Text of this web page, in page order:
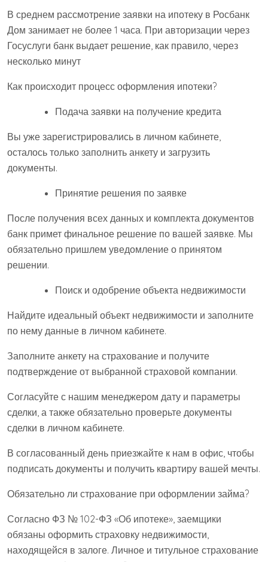
В среднем рассмотрение заявки на ипотеку в Росбанк
Дом занимает не более 1 часа. При авторизации через
Госуслуги банк выдает решение, как правило, через
несколько минут
Как происходит процесс оформления ипотеки?
Подача заявки на получение кредита
Вы уже зарегистрировались в личном кабинете,
осталось только заполнить анкету и загрузить
документы.
Принятие решения по заявке
После получения всех данных и комплекта документов
банк примет финальное решение по вашей заявке. Мы
обязательно пришлем уведомление о принятом
решении.
Поиск и одобрение объекта недвижимости
Найдите идеальный объект недвижимости и заполните
по нему данные в личном кабинете.
Заполните анкету на страхование и получите
подтверждение от выбранной страховой компании.
Согласуйте с нашим менеджером дату и параметры
сделки, а также обязательно проверьте документы
сделки в личном кабинете.
В согласованный день приезжайте к нам в офис, чтобы
подписать документы и получить квартиру вашей мечты.
Обязательно ли страхование при оформлении займа?
Согласно ФЗ № 102-ФЗ «Об ипотеке», заемщики
обязаны оформить страховку недвижимости,
находящейся в залоге. Личное и титульное страхование